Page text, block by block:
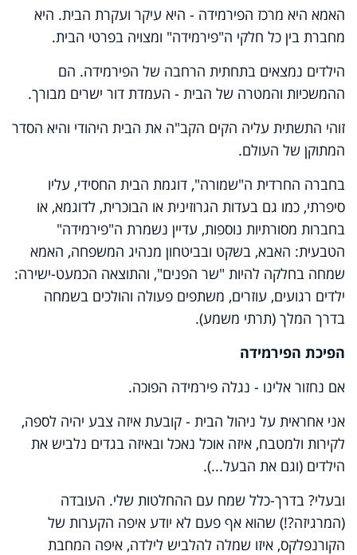
האמא היא מרכז הפירמידה - היא עיקר ועקרת הבית. היא
מחברת בין כל חלקי ה"פירמידה" ומצויה בפרטי הבית.
הילדים נמצאים בתחתית הרחבה של הפירמידה. הם
ההמשכיות והמטרה של הבית - העמדת דור ישרים מבורך.
זוהי התשתית עליה הקים הקב"ה את הבית היהודי והיא הסדר
המתוקן של העולם.
בחברה החרדית ה"שמורה", דוגמת הבית החסידי, עליו
סיפרתי, כמו גם בעדות הגרוזינית או הבוכרית, לדוגמא, או
בחברות מסורתיות נוספות, עדיין נשמרת ה"פירמידה"
הטבעית: האבא, בשקט ובביטחון מנהיג המשפחה, האמא
שמחה בחלקה להיות "שר הפנים", והתוצאה הכמעט-ישירה:
ילדים רגועים, עוזרים, משתפים פעולה והולכים בשמחה
בדרך המלך (תרתי משמע).
הפיכת הפירמידה
אם נחזור אלינו - נגלה פירמידה הפוכה.
אני אחראית על ניהול הבית - קובעת איזה צבע יהיה לספה,
לקירות ולמטבח, איזה אוכל נאכל ובאיזה בגדים נלביש את
הילדים (וגם את הבעל...).
ובעלי? בדרך-כלל שמח עם ההחלטות שלי. העובדה
(המרגיזה?!) שהוא אף פעם לא יודע איפה הקערות של
הקורנפלקס, איזו שמלה להלביש לילדה, איפה המחבת